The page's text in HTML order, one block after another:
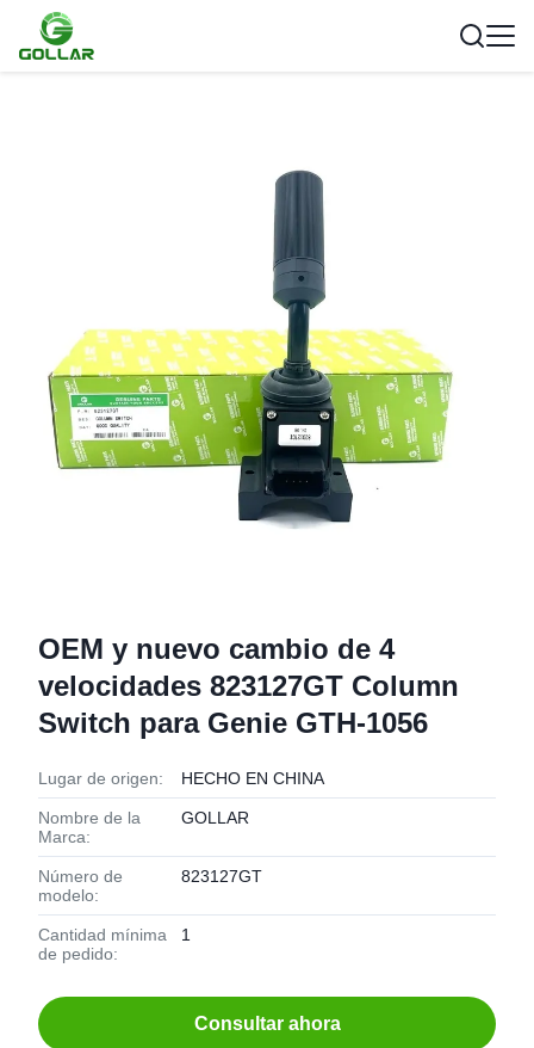
OEM y nuevo cambio de 4
velocidades 823127GT Column
Switch para Genie GTH-1056
Lugar de origen: HECHO EN CHINA
Nombre de la
Marca:
GOLLAR
Número de
modelo:
823127GT
Cantidad mínima
de pedido:
1
Consultar ahora